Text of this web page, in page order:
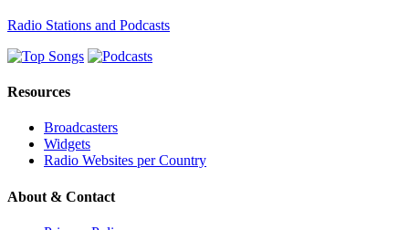
Radio Stations and Podcasts
Resources
Broadcasters
Widgets
Radio Websites per Country
About & Contact